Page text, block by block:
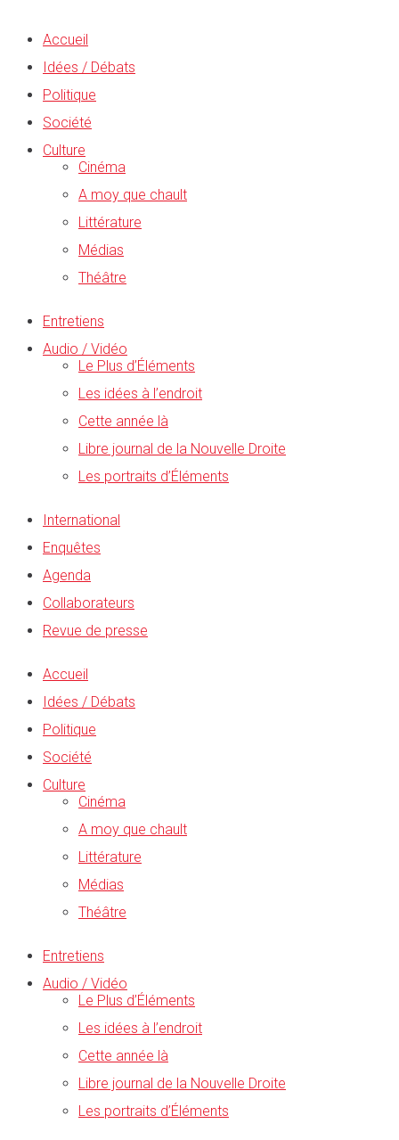
Accueil
Idées / Débats
Politique
Société
Culture
Cinéma
A moy que chault
Littérature
Médias
Théâtre
Entretiens
Audio / Vidéo
Le Plus d’Éléments
Les idées à l’endroit
Cette année là
Libre journal de la Nouvelle Droite
Les portraits d’Éléments
International
Enquêtes
Agenda
Collaborateurs
Revue de presse
Accueil
Idées / Débats
Politique
Société
Culture
Cinéma
A moy que chault
Littérature
Médias
Théâtre
Entretiens
Audio / Vidéo
Le Plus d’Éléments
Les idées à l’endroit
Cette année là
Libre journal de la Nouvelle Droite
Les portraits d’Éléments